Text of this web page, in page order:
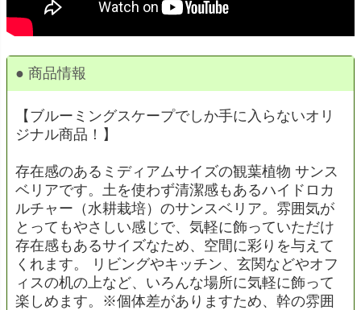
● 商品情報
【ブルーミングスケープでしか手に入らないオリ
ジナル商品！】
存在感のあるミディアムサイズの観葉植物 サンス
ベリアです。土を使わず清潔感もあるハイドロカ
ルチャー（水耕栽培）のサンスベリア。雰囲気が
とってもやさしい感じで、気軽に飾っていただけ
存在感もあるサイズなため、空間に彩りを与えて
くれます。 リビングやキッチン、玄関などやオフ
ィスの机の上など、いろんな場所に気軽に飾って
楽しめます。※個体差がありますため、幹の雰囲